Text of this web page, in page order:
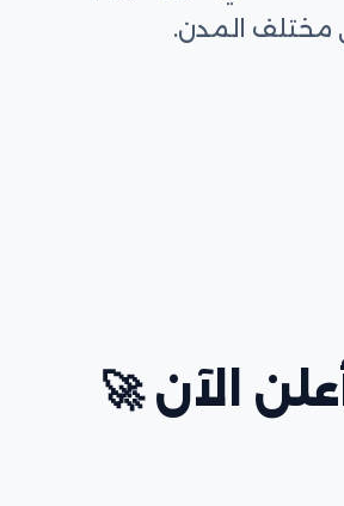
مختلف المدن.
الآن 🚀